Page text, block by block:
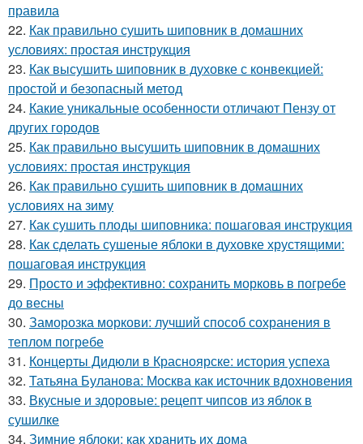
правила
22. Как правильно сушить шиповник в домашних
условиях: простая инструкция
23. Как высушить шиповник в духовке с конвекцией:
простой и безопасный метод
24. Какие уникальные особенности отличают Пензу от
других городов
25. Как правильно высушить шиповник в домашних
условиях: простая инструкция
26. Как правильно сушить шиповник в домашних
условиях на зиму
27. Как сушить плоды шиповника: пошаговая инструкция
28. Как сделать сушеные яблоки в духовке хрустящими:
пошаговая инструкция
29. Просто и эффективно: сохранить морковь в погребе
до весны
30. Заморозка моркови: лучший способ сохранения в
теплом погребе
31. Концерты Дидюли в Красноярске: история успеха
32. Татьяна Буланова: Москва как источник вдохновения
33. Вкусные и здоровые: рецепт чипсов из яблок в
сушилке
34. Зимние яблоки: как хранить их дома